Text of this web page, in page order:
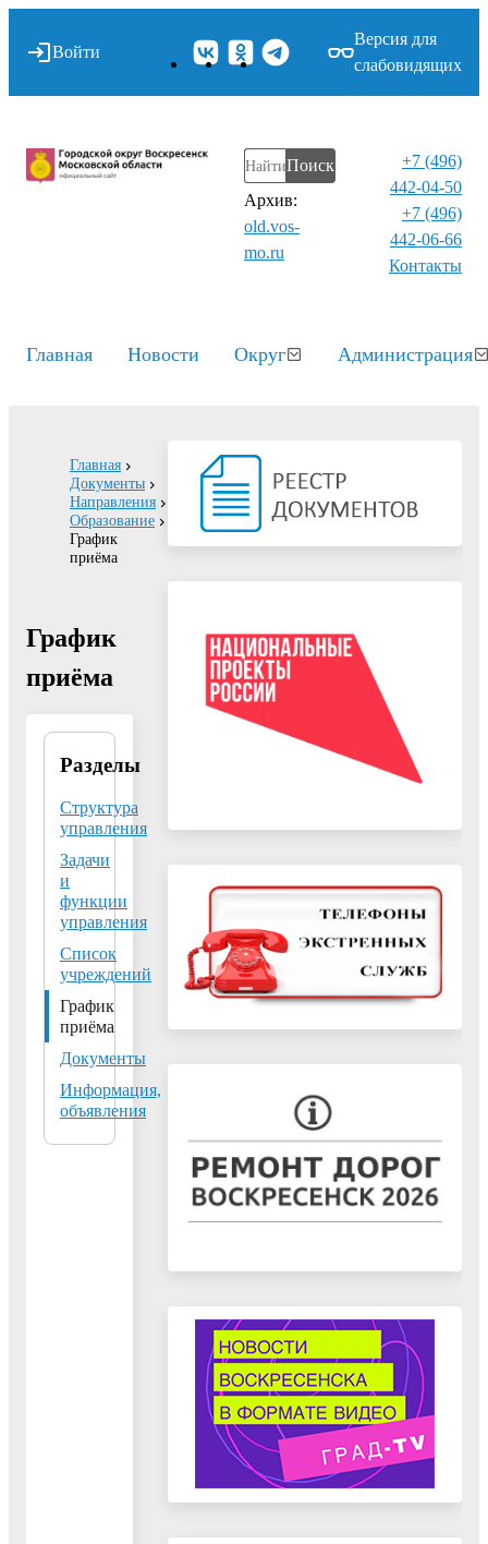
Войти
Версия для
слабовидящих
Поиск
Архив:
old.vos-
mo.ru
+7 (496)
442-04-50
+7 (496)
442-06-66
Контакты⁠
Главная Новости Округ Администрация
Главная
Документы
Направления
Образование
График
приёма
График
приёма
Разделы
Структура
управления
Задачи
и
функции
управления
Список
учреждений
График
приёма
Документы
Информация,
объявления
Управление образования
область, г. Воскресенск, ул.
Победы, д. 32
Тел:+7 (496) 442-30-61
Факс:
mail:vosk_uprobr@mosreg.ru
uo.edumsko.ru/
Дни, время,
место приема,
записи и
начальника
Начальник
управления
образования
Письменная
Ирма Тамазовна
с 10.00 до
Обед с 13.00
13.45
начальника
управления
тел. 44-2-30-61